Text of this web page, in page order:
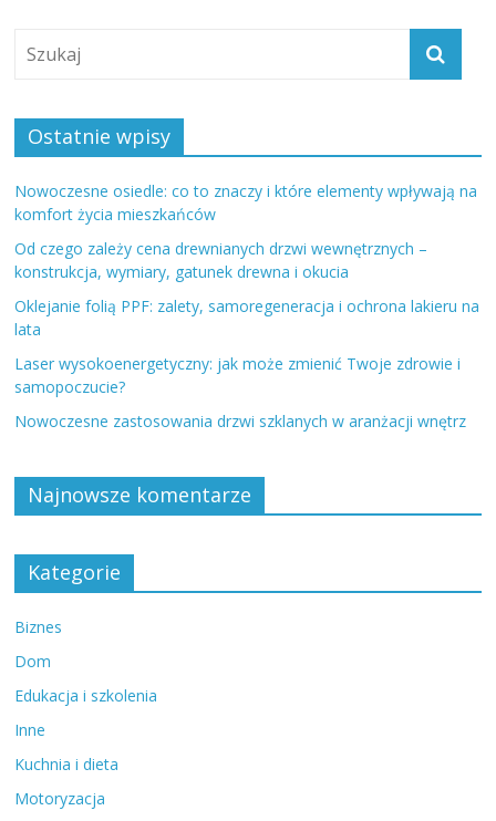
Ostatnie wpisy
Nowoczesne osiedle: co to znaczy i które elementy wpływają na
komfort życia mieszkańców
Od czego zależy cena drewnianych drzwi wewnętrznych –
konstrukcja, wymiary, gatunek drewna i okucia
Oklejanie folią PPF: zalety, samoregeneracja i ochrona lakieru na
lata
Laser wysokoenergetyczny: jak może zmienić Twoje zdrowie i
samopoczucie?
Nowoczesne zastosowania drzwi szklanych w aranżacji wnętrz
Najnowsze komentarze
Kategorie
Biznes
Dom
Edukacja i szkolenia
Inne
Kuchnia i dieta
Motoryzacja